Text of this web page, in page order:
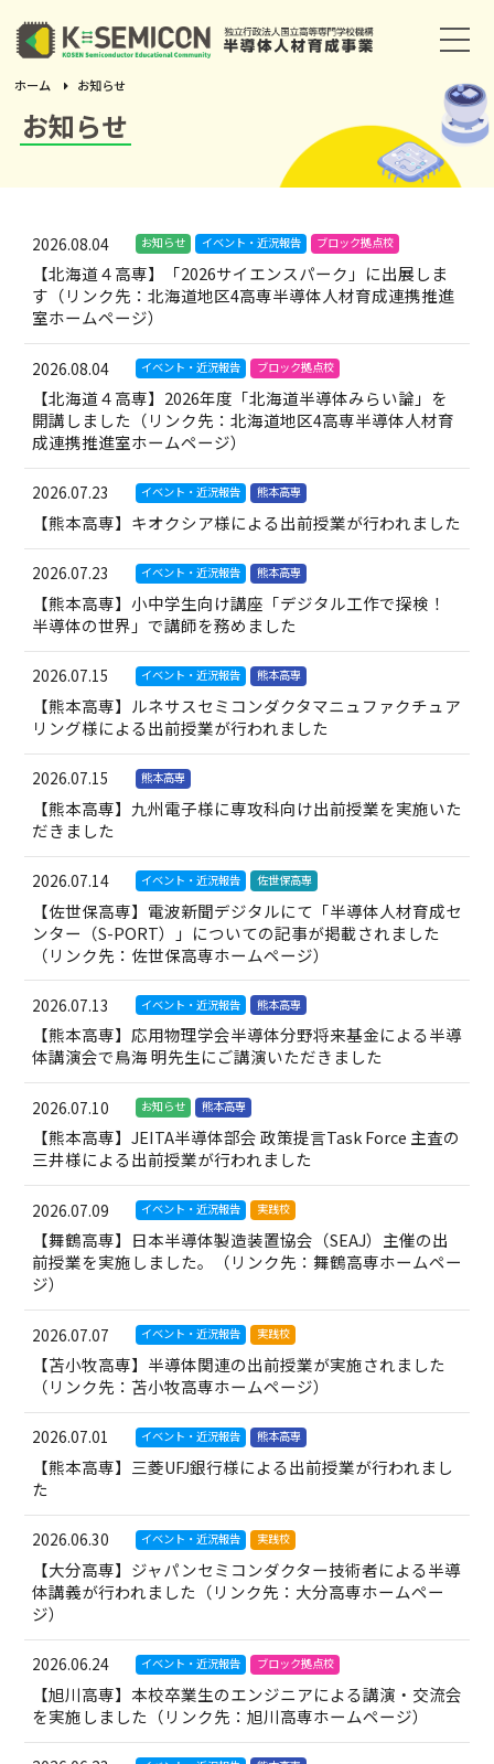
ホーム お知らせ
お知らせ
2026.08.04 お知らせ イベント・近況報告 ブロック拠点校
【北海道４高専】「2026サイエンスパーク」に出展しま
す（リンク先：北海道地区4高専半導体人材育成連携推進
室ホームページ）
2026.08.04 イベント・近況報告 ブロック拠点校
【北海道４高専】2026年度「北海道半導体みらい論」を
開講しました（リンク先：北海道地区4高専半導体人材育
成連携推進室ホームページ）
2026.07.23 イベント・近況報告 熊本高専
【熊本高専】キオクシア様による出前授業が行われました
2026.07.23 イベント・近況報告 熊本高専
【熊本高専】小中学生向け講座「デジタル工作で探検！
半導体の世界」で講師を務めました
2026.07.15 イベント・近況報告 熊本高専
【熊本高専】ルネサスセミコンダクタマニュファクチュア
リング様による出前授業が行われました
2026.07.15 熊本高専
【熊本高専】九州電子様に専攻科向け出前授業を実施いた
だきました
2026.07.14 イベント・近況報告 佐世保高専
【佐世保高専】電波新聞デジタルにて「半導体人材育成セ
ンター（S-PORT）」についての記事が掲載されました
（リンク先：佐世保高専ホームページ）
2026.07.13 イベント・近況報告 熊本高専
【熊本高専】応用物理学会半導体分野将来基金による半導
体講演会で鳥海 明先生にご講演いただきました
2026.07.10 お知らせ 熊本高専
【熊本高専】JEITA半導体部会 政策提言Task Force 主査の
三井様による出前授業が行われました
2026.07.09 イベント・近況報告 実践校
【舞鶴高専】日本半導体製造装置協会（SEAJ）主催の出
前授業を実施しました。（リンク先：舞鶴高専ホームペー
ジ）
2026.07.07 イベント・近況報告 実践校
【苫小牧高専】半導体関連の出前授業が実施されました
（リンク先：苫小牧高専ホームページ）
2026.07.01 イベント・近況報告 熊本高専
【熊本高専】三菱UFJ銀行様による出前授業が行われまし
た
2026.06.30 イベント・近況報告 実践校
【大分高専】ジャパンセミコンダクター技術者による半導
体講義が行われました（リンク先：大分高専ホームペー
ジ）
2026.06.24 イベント・近況報告 ブロック拠点校
【旭川高専】本校卒業生のエンジニアによる講演・交流会
を実施しました（リンク先：旭川高専ホームページ）
ホーム
輩出する人財
推進体制
主な活動
半導体産業マップ
教材・資料
研究紹介
お問い合わせ
お知らせ